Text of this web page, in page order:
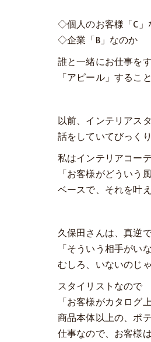
◇個人のお客様「C」
◇企業「B」なのか
誰と一緒にお仕事を
「アピール」するこ
以前、インテリアス
話をしていてびっく
私はインテリアコー
「お客様がどういう
ベースで、それを叶
久保田さんは、真逆
「そういう相手がい
むしろ、いないのじ
スタイリストなので
「お客様がカタログ
商品本体以上の、ポ
仕事なので、お客様